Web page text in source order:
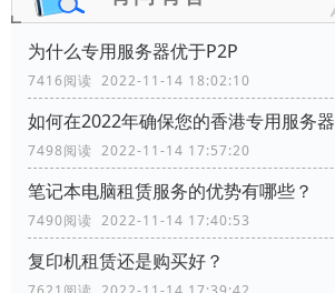
为什么专用服务器优于P2P
7416阅读 2022-11-14 18:02:10
如何在2022年确保您的香港专用服务器
7498阅读 2022-11-14 17:57:20
笔记本电脑租赁服务的优势有哪些？
7490阅读 2022-11-14 17:40:53
复印机租赁还是购买好？